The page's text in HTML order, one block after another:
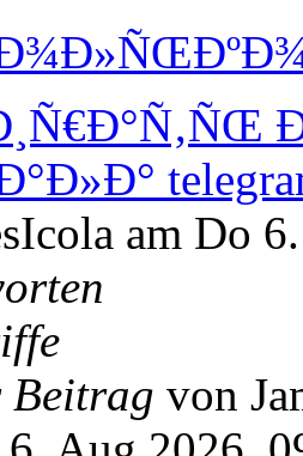
am Do
Beitrag von